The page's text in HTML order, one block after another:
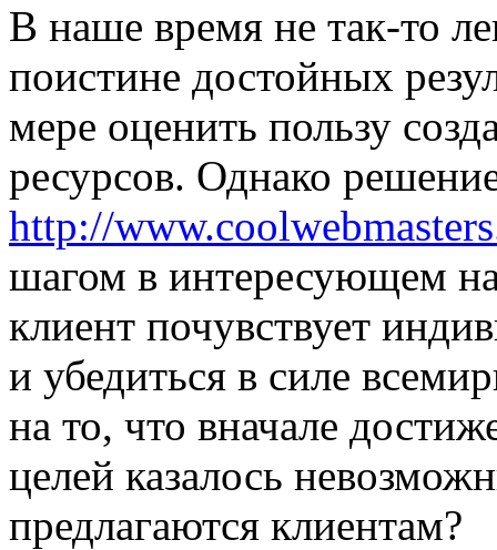
В наше время не так-то
поистине достойных
мере оценить пользу
ресурсов. Однако
http://
шагом в интересующем
клиент почувствует
и убедиться в силе
на то, что вначале
целей казалось
предлагаются клиентам?